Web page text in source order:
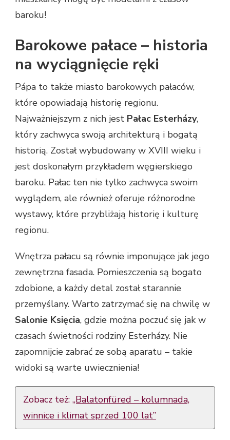
baroku!
Barokowe pałace – historia
na wyciągnięcie ręki
Pápa to także miasto barokowych pałaców,
które opowiadają historię regionu.
Najważniejszym z nich jest Pałac Esterházy,
który zachwyca swoją architekturą i bogatą
historią. Został wybudowany w XVIII wieku i
jest doskonałym przykładem węgierskiego
baroku. Pałac ten nie tylko zachwyca swoim
wyglądem, ale również oferuje różnorodne
wystawy, które przybliżają historię i kulturę
regionu.
Wnętrza pałacu są równie imponujące jak jego
zewnętrzna fasada. Pomieszczenia są bogato
zdobione, a każdy detal został starannie
przemyślany. Warto zatrzymać się na chwilę w
Salonie Księcia, gdzie można poczuć się jak w
czasach świetności rodziny Esterházy. Nie
zapomnijcie zabrać ze sobą aparatu – takie
widoki są warte uwiecznienia!
Zobacz też: „Balatonfüred – kolumnada,
winnice i klimat sprzed 100 lat”